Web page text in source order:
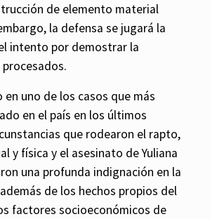
de elemento material
la defensa se jugará la
intento por demostrar la
en uno de los casos que más
en el país en los últimos
que rodearon el rapto,
y física y el asesinato de Yuliana
una profunda indignación en la
de los hechos propios del
factores socioeconómicos de